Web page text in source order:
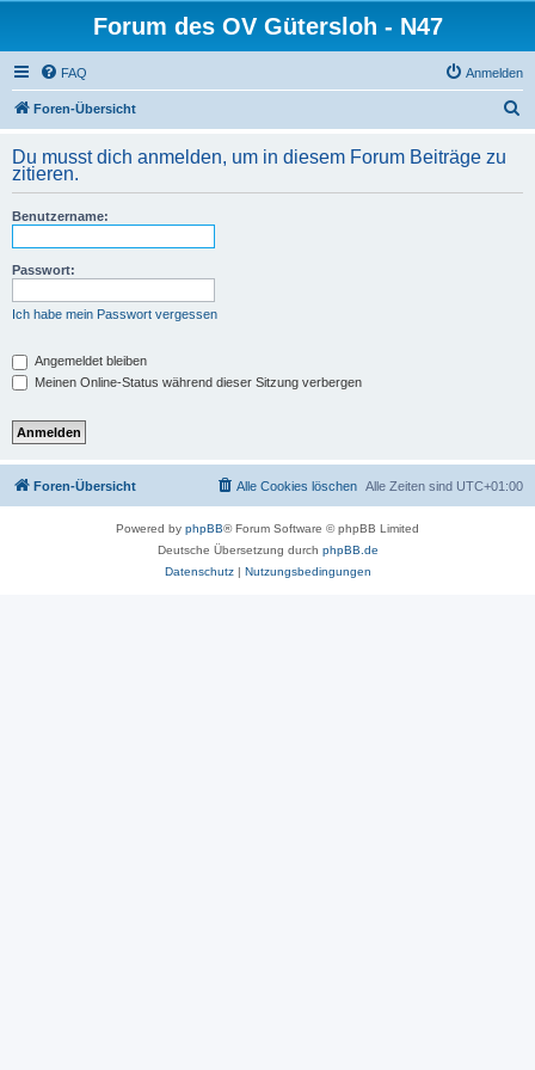
Forum des OV Gütersloh - N47
FAQ Anmelden
Foren-Übersicht
h
Du musst dich anmelden, um in diesem Forum Beiträge zu
zitieren.
Benutzername:
Passwort:
Ich habe mein Passwort vergessen
Angemeldet bleiben
Meinen Online-Status während dieser Sitzung verbergen
Foren-Übersicht Alle Zeiten sind UTC+01:00
Alle Cookies löschen
Powered by phpBB® Forum Software © phpBB Limited
Deutsche Übersetzung durch phpBB.de
Datenschutz| Nutzungsbedingungen